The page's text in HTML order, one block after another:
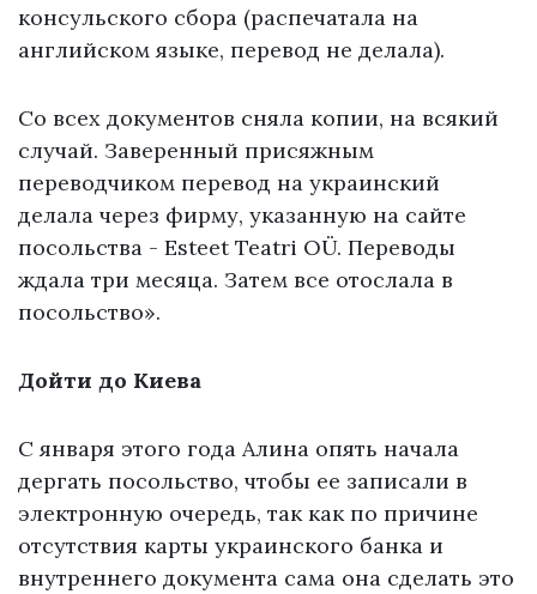
консульского сбора (распечатала на
английском языке, перевод не делала).
Со всех документов сняла копии, на всякий
случай. Заверенный присяжным
переводчиком перевод на украинский
делала через фирму, указанную на сайте
посольства - Esteet Teatri OÜ. Переводы
ждала три месяца. Затем все отослала в
посольство».
Дойти до Киева
С января этого года Алина опять начала
дергать посольство, чтобы ее записали в
электронную очередь, так как по причине
отсутствия карты украинского банка и
внутреннего документа сама она сделать это